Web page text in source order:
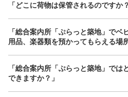
保管できる荷物数
支払い方法
現金
このコインロッカー
手ぶらで1日
楽器、ベビーカー、ゴルフバッグ等、1人が持て
「どこに荷物は保管されるのですか
「総合案内所「ぷらっと築地」でベ
用品、楽器類を預かってもらえる場
「総合案内所「ぷらっと築地」では
できますか？」